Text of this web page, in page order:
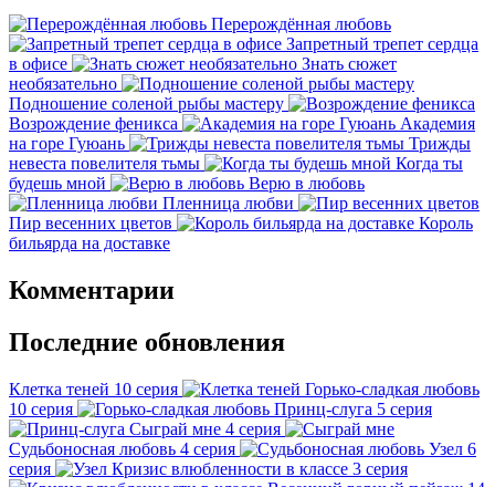
Перерождённая любовь
Запретный трепет сердца
в офисе
Знать сюжет
необязательно
Подношение соленой рыбы мастеру
Возрождение феникса
Академия
на горе Гуюань
Трижды
невеста повелителя тьмы
Когда ты
будешь мной
Верю в любовь
Пленница любви
Пир весенних цветов
Король
бильярда на доставке
Комментарии
Последние обновления
Клетка теней 10 серия
Горько-сладкая любовь
10 серия
Принц-слуга 5 серия
Сыграй мне 4 серия
Судьбоносная любовь 4 серия Узел 6
серия
Кризис влюбленности в классе 3 серия